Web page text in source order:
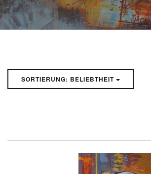
SUCHE
SORTIERUNG: BELIEBTHEIT